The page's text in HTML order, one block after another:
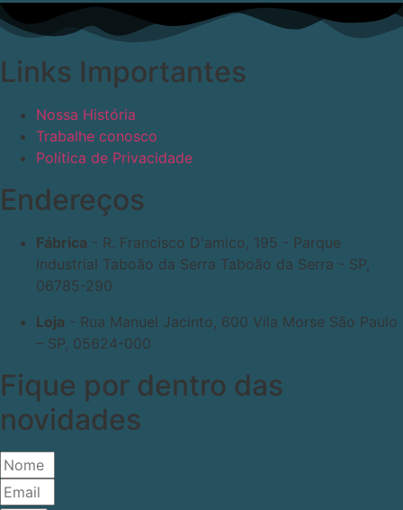
Links Importantes
Nossa História
Trabalhe conosco
Política de Privacidade
Endereços
Fábrica - R. Francisco D'amico, 195 - Parque
Industrial Taboão da Serra Taboão da Serra - SP,
06785-290
Loja - Rua Manuel Jacinto, 600 Vila Morse São Paulo
– SP, 05624-000
Fique por dentro das
novidades